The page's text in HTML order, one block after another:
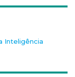
Inteligência